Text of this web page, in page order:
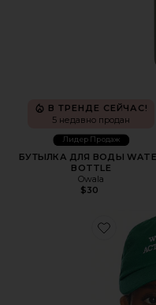
В ТРЕНДЕ СЕЙЧАС!
5 недавно продан
Лидер Продаж
БУТЫЛКА ДЛЯ ВОДЫ
BOTTLE
Owala
$30
Favorite